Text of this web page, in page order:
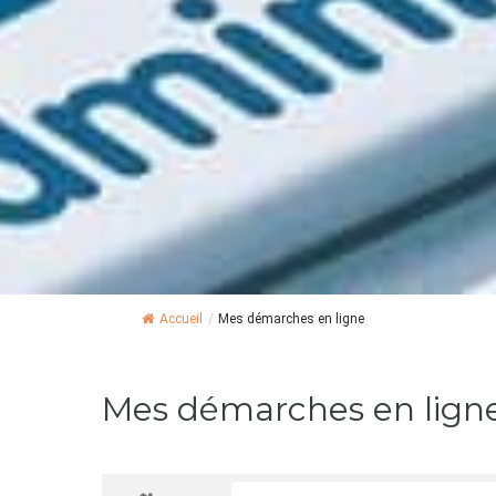
Accueil / Mes démarches en ligne
Mes démarches en